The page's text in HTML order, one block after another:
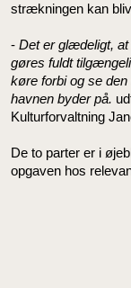
strækningen kan
- Det er glædeligt,
gøres fuldt
køre forbi og se
havnen byder på.
Kulturforvaltning
De to parter er i
opgaven hos